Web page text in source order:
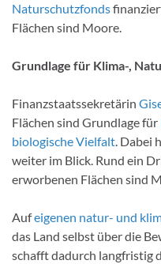
Naturschutzfonds
Flächen sind Moore.
Grundlage für Klima-,
Finanzstaatssekretärin
Flächen sind Grundlage für
biologische Vielfalt. Dabei
weiter im Blick. Rund ein
erworbenen Flächen sind
Aufeigenen natur- und
das Land selbst über die
schafft dadurch langfristig